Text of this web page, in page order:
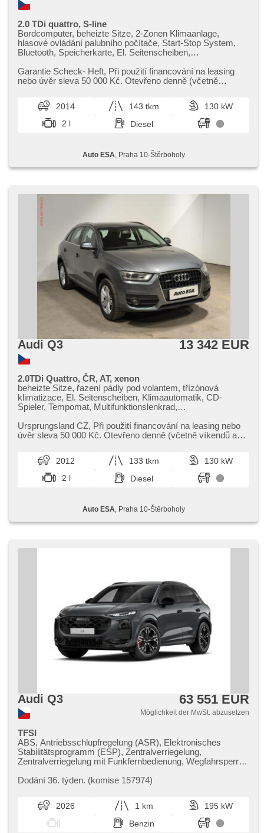
2.0 TDi quattro, S-line
Bordcomputer, beheizte Sitze, 2-Zonen Klimaanlage,
hlasové ovládání palubního počítače, Start-Stop System,
Bluetooth, Speicherkarte, El. Seitenscheiben,
Multifunktionslenkrad, Bi Xenon-Scheinwerfer, täglich
Leuchten, Alufelgen, Handgetriebe, El. Spiegel, beheizte
4x4, Zentralverriegelung mit Funkfernbedienung,
Elektronisches Stabilitätsprogramm (ESP),
Scheibenwischersensor, Nebelscheinwerfer, El.
Klappspiegel, Reifendrucksensor, starten per Taste, ABS,
Garantie Scheck​- Heft,​ Při použití financování na leasing
nebo úvěr sleva 50 000 Kč. Otevřeno denně (včetně
2014 143 tkm
130 kW
2 l
Diesel
Auto ESA , Praha 10-Štěrboholy
Audi Q3 13 342 EUR
2.0TDi Quattro, ČR, AT, xenon
beheizte Sitze, řazení pádly pod volantem, třízónová
klimatizace, El. Seitenscheiben, Klimaautomatik, CD-
Spieler, Tempomat, Multifunktionslenkrad,
Antrieb 4x4, Xenonscheinwerfer, Zentralverriegelung mit
Funkfernbedienung, Elektronisches Stabilitätsprogramm
LED Leuchte, ABS, Antriebsschlupfregelung (ASR), isofix,
samostmívací zrcátka, elektronická ruční brzda,
Beifahrerairbagdeaktivierung, Wegfahrsperre, 8x Airbag,
Lichtsensor
Ursprungsland CZ,​ Při použití financování na leasing nebo
úvěr sleva 50 000 Kč. Otevřeno denně (včetně víkendů a
2012 133 tkm
130 kW
2 l
Diesel
Auto ESA , Praha 10-Štěrboholy
Audi Q3 63 551 EUR
Möglichkeit der MwSt. abzusetzen
TFSI
ABS, Antriebsschlupfregelung (ASR), Elektronisches
Stabilitätsprogramm (ESP), Zentralverriegelung,
Zentralverriegelung mit Funkfernbedienung, Wegfahrsperre,
Alufelgen, beheizte Sitze, Tempomat, Multifunktionslenkrad,
Scheibenwischersensor, Autoradio, El. Seitenscheiben,
Brems-Assistent, Heckscheibenwischer,
Außenthermometer, Teilbare Rücksitzbank,
Automatikgetriebe, bezklíčové odemykání, täglich Leuchten,
Dodání 36. týden. (komise 157974)
2026 1 km
195 kW
Benzin